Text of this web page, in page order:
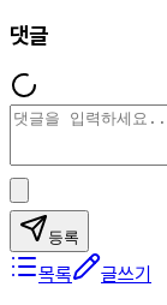
댓글
등록
목록 글쓰기